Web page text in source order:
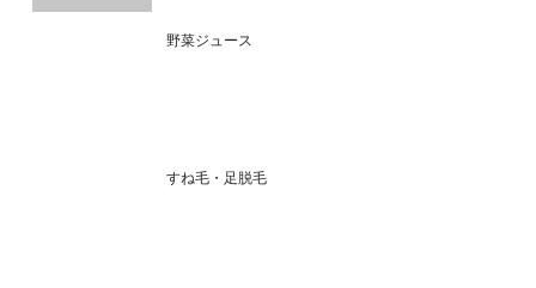
野菜ジュース
すね毛・足脱毛